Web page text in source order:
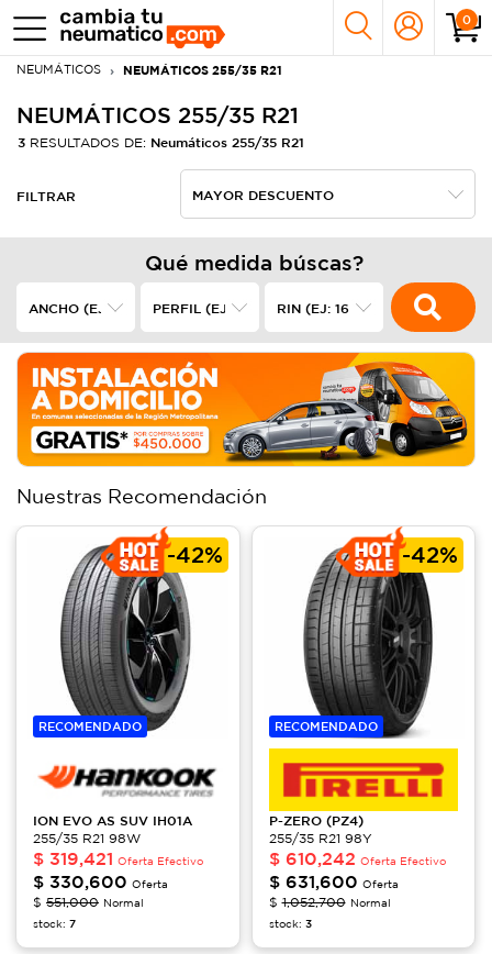
0
NEUMÁTICOS NEUMÁTICOS 255/35 R21
NEUMÁTICOS 255/35 R21
3 RESULTADOS DE: Neumáticos 255/35 R21
FILTRAR
Qué medida búscas?
Nuestras Recomendación
-42%
RECOMENDADO
ION EVO AS SUV IH01A
255/35 R21 98W
$ 319,421 Oferta Efectivo
$ 330,600 Oferta
$ 551,000 Normal
stock: 7
-42%
RECOMENDADO
P-ZERO (PZ4)
255/35 R21 98Y
$ 610,242 Oferta Efectivo
$ 631,600 Oferta
$1,052,700 Normal
stock: 3